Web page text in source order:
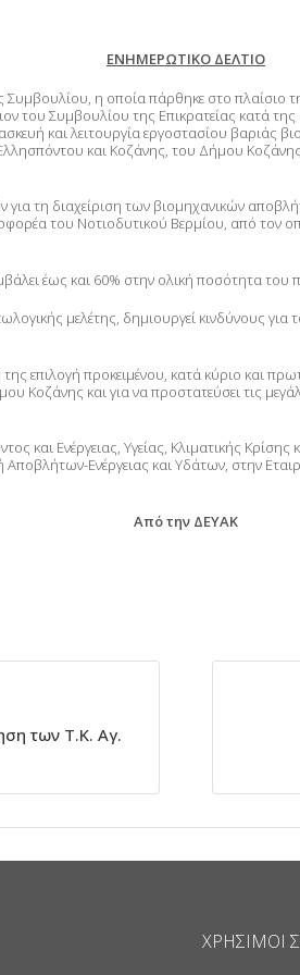
ΕΝΗΜΕΡΩΤΙΚΟ ΔΕΛΤΙΟ
Συμβουλίου, η οποία πάρθηκε στο πλαίσιο
Συμβουλίου της Επικρατείας κατά
και λειτουργία εργοστασίου βαριάς
και Κοζάνης, του Δήμου
τη διαχείριση των βιομηχανικών
του Νοτιοδυτικού Βερμίου, από τον
έως και 60% στην ολική ποσότητα
μελέτης, δημιουργεί κινδύνους
επιλογή προκειμένου, κατά κύριο και
Κοζάνης και για να προστατεύσει τις
και Ενέργειας, Υγείας, Κλιματικής
Ενέργειας και Υδάτων, στην
Από την ΔΕΥΑΚ
των Τ.Κ. Αγ.
ΧΡΉΣΙΜΟΙ